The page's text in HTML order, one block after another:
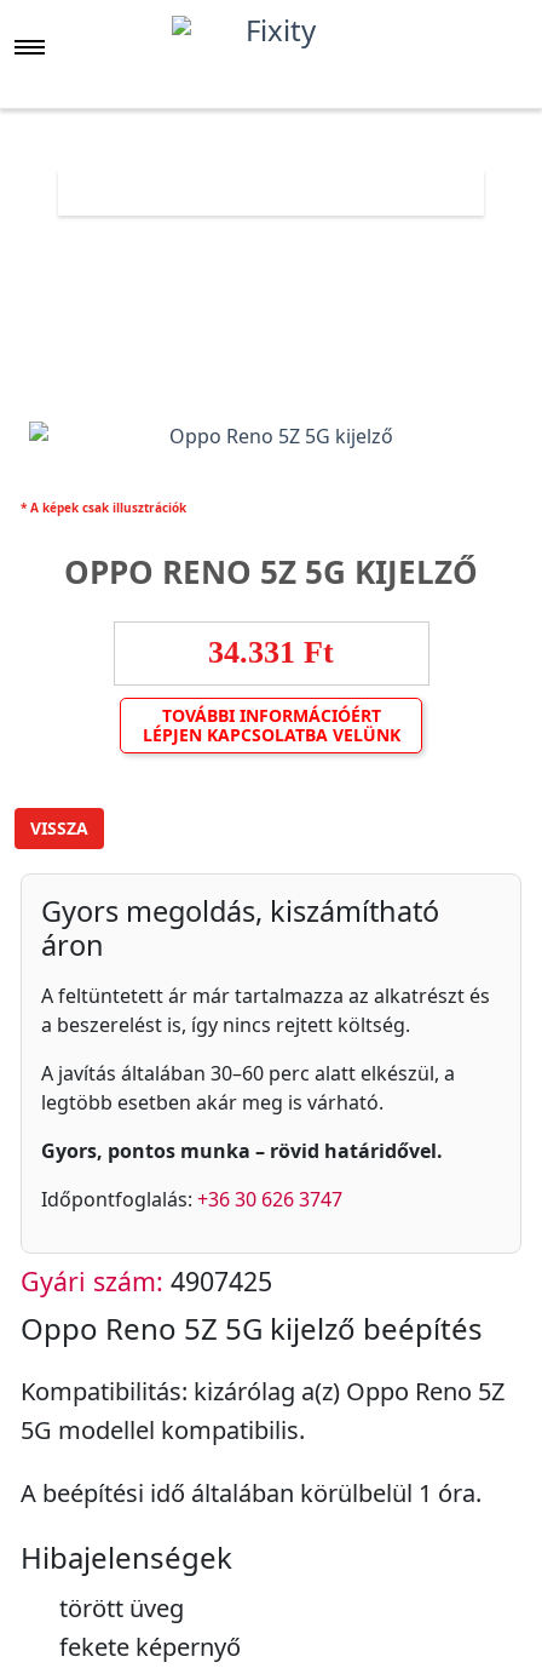
* A képek csak illusztrációk
OPPO RENO 5Z 5G KIJELZŐ
34.331 Ft
TOVÁBBI INFORMÁCIÓÉRT
LÉPJEN KAPCSOLATBA VELÜNK
VISSZA
Gyors megoldás, kiszámítható
áron
A feltüntetett ár már tartalmazza az alkatrészt és
a beszerelést is, így nincs rejtett költség.
A javítás általában 30–60 perc alatt elkészül, a
legtöbb esetben akár meg is várható.
Gyors, pontos munka – rövid határidővel.
Időpontfoglalás: +36 30 626 3747
Gyári szám: 4907425
Oppo Reno 5Z 5G kijelző beépítés
Kompatibilitás: kizárólag a(z) Oppo Reno 5Z
5G modellel kompatibilis.
A beépítési idő általában körülbelül 1 óra.
Hibajelenségek
törött üveg
fekete képernyő